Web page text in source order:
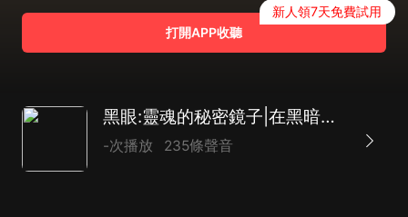
打開APP收聽
新人領7天免費試用
黑眼:靈魂的秘密鏡子|在黑暗中凝視&用愛治愈生命|精品多播|奇幻言情
-次播放 235條聲音